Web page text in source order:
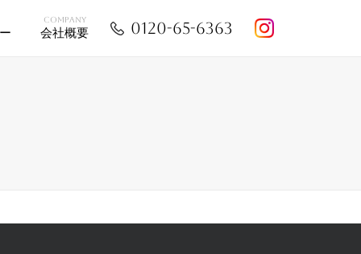
COMPANY
会社概要 0120-65-6363